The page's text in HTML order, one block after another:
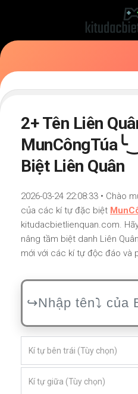
2+ Tên Liên
Biệt Liên Quân
2026-03-24 22:08:33 • Chào
của các kí tự đặc biệt
kitudacbietlienquan.com.
nâng tầm biệt danh Liên
mới với các kí tự độc đáo và